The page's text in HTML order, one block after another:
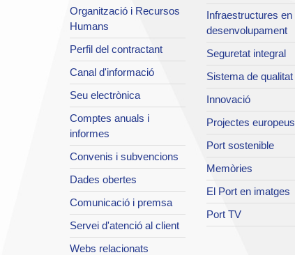
Organització i Recursos
Humans
Perfil del contractant
Canal d'informació
Seu electrònica
Comptes anuals i
informes
Convenis i subvencions
Dades obertes
Comunicació i premsa
Servei d'atenció al client
Webs relacionats
Infraestructures en
desenvolupament
Seguretat integral
Sistema de qualitat
Innovació
Projectes europeus
Port sostenible
Memòries
El Port en imatges
Port TV